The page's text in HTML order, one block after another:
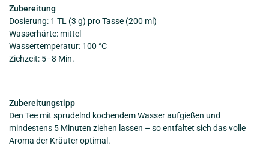
Zubereitung
Dosierung: 1 TL (3 g) pro Tasse (200 ml)
Wasserhärte: mittel
Wassertemperatur: 100 °C
Ziehzeit: 5–8 Min.
Zubereitungstipp
Den Tee mit sprudelnd kochendem Wasser aufgießen und
mindestens 5 Minuten ziehen lassen – so entfaltet sich das volle
Aroma der Kräuter optimal.